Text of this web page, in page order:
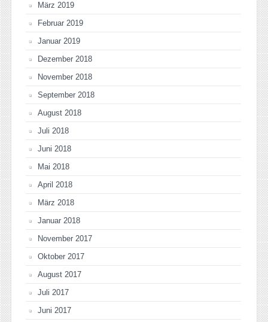
März 2019
Februar 2019
Januar 2019
Dezember 2018
November 2018
September 2018
August 2018
Juli 2018
Juni 2018
Mai 2018
April 2018
März 2018
Januar 2018
November 2017
Oktober 2017
August 2017
Juli 2017
Juni 2017